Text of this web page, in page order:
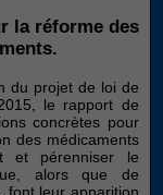
la réforme des
du projet de loi de
le rapport de
concrètes pour
des médicaments
et pérenniser le
alors que de